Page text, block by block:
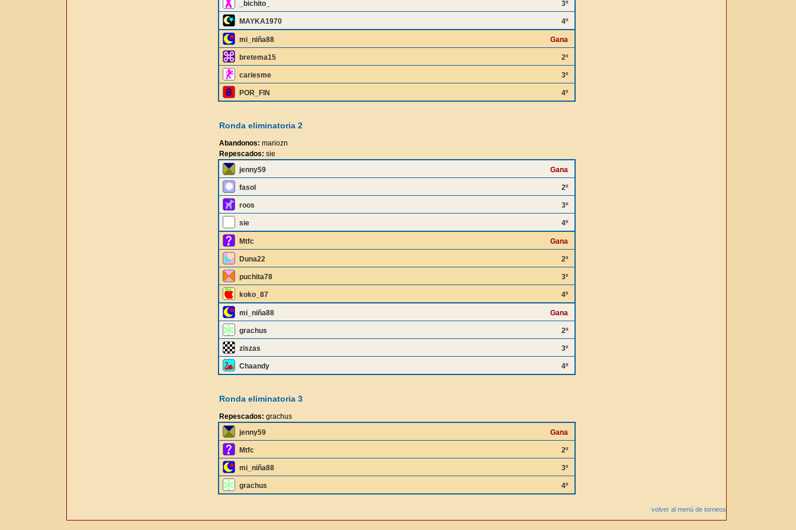
_bichito_ 3º
MAYKA1970 4º
mi_niña88 Gana
bretema15 2º
cariesme 3º
POR_FIN 4º
Ronda eliminatoria 2
Abandonos: mariozn
Repescados: sie
jenny59
Gana
fasol 2º
roos 3º
sie 4º
Mtfc Gana
Duna22 2º
puchita78 3º
koko_87 4º
mi_niña88 Gana
grachus 2º
ziszas 3º
Chaandy 4º
Ronda eliminatoria 3
Repescados: grachus
jenny59
Gana
Mtfc 2º
mi_niña88 3º
grachus 4º
volver al menú de torneos